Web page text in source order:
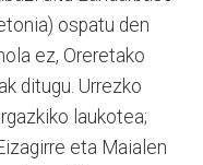
ospatu den
ez, Oreretako
ditugu. Urrezko
laukotea;
eta Maialen